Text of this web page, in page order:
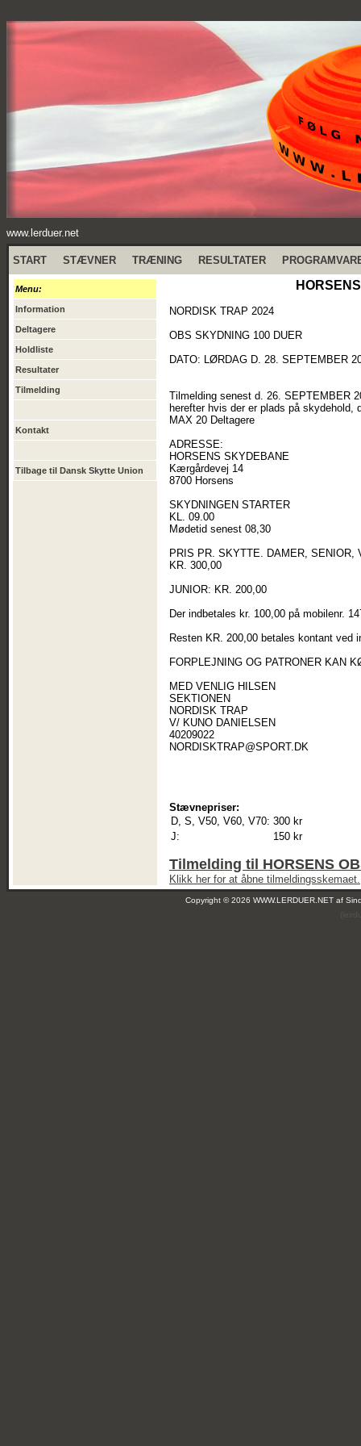
www.lerduer.net
START STÆVNER TRÆNING RESULTATER
Menu:
Information
Deltagere
Holdliste
Resultater
Tilmelding
Kontakt
Tilbage til Dansk Skytte Union
NORDISK TRAP 2024
OBS SKYDNING 100 DUER
DATO: LØRDAG D. 28. SEPTEMBER
Tilmelding senest d. 26. SEPTEMBER
herefter hvis der er plads på
MAX 20 Deltagere
ADRESSE:
HORSENS SKYDEBANE
Kærgårdevej 14
8700 Horsens
SKYDNINGEN STARTER
KL. 09.00
Mødetid senest 08,30
PRIS PR. SKYTTE. DAMER, SENIOR,
KR. 300,00
JUNIOR: KR. 200,00
Der indbetales kr. 100,00 på mobilenr.
Resten KR. 200,00 betales kontant
FORPLEJNING OG PATRONER KAN
MED VENLIG HILSEN
SEKTIONEN
NORDISK TRAP
V/ KUNO DANIELSEN
40209022
NORDISKTRAP@SPORT.DK
Stævnepriser:
D, S, V50, V60, V70: 300 kr
J:
150 kr
Tilmelding til HORSENS
Klikk her for at åbne tilmeldingsskemaet.
Copyright © 2026 WWW.LERDUER.NET af